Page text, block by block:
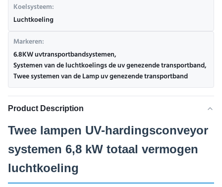
Koelsysteem:
Luchtkoeling
Markeren:
6.8KW uvtransportbandsystemen,
Systemen van de luchtkoelings de uv genezende transportband,
Twee systemen van de Lamp uv genezende transportband
Product Description
Twee lampen UV-hardingsconveyor
systemen 6,8 kW totaal vermogen
luchtkoeling